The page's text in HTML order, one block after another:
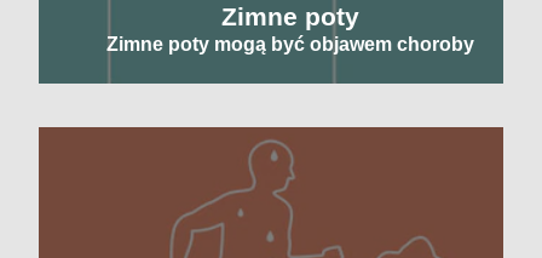
Zimne poty
Zimne poty mogą być objawem choroby